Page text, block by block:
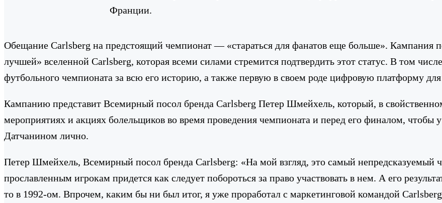
Франции.
Обещание Carlsberg на предстоящий чемпионат — «стараться для фанатов еще больше». Кампания
лучшей» вселенной Carlsberg, которая всеми силами стремится подтвердить этот статус. В том
футбольного чемпионата за всю его историю, а также первую в своем роде цифровую платформу
Кампанию представит Всемирный посол бренда Carlsberg Петер Шмейхель, который, в
мероприятиях и акциях болельщиков во время проведения чемпионата и перед его финалом,
Датчанином лично.
Петер Шмейхель, Всемирный посол бренда Carlsberg: «На мой взгляд, это самый непредсказуемый
прославленным игрокам придется как следует побороться за право участвовать в нем. А его
то в 1992-ом. Впрочем, каким бы ни был итог, я уже проработал с маркетинговой командой